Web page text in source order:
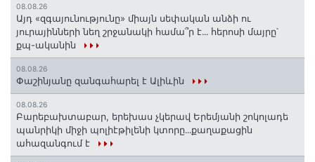
08.08.26
Այդ «զգայունությունը» միայն սեփական անձի ու
յուրայինների նեղ շրջանակի համա՞ր է․․․ հերոսի մայրը՝
քպ-ականին
08.08.26
Փաշինյանը զանգահարել է Ալիևին
08.08.26
Բարեբախտաբար, երեխաս չկերավ Երեմյանի շոկոլադե
պանրիկի միջի պոլիէթիլենի կտորը․․․քաղաքացին
ահազանգում է